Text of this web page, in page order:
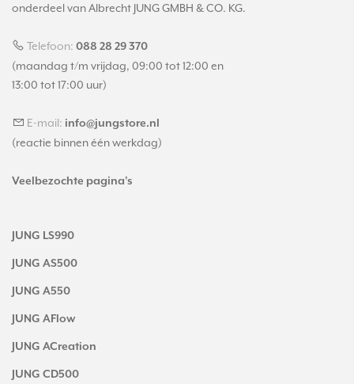
onderdeel van Albrecht JUNG GMBH & CO. KG.
Telefoon: 088 28 29 370
(maandag t/m vrijdag, 09:00 tot 12:00 en
13:00 tot 17:00 uur)
E-mail: info@jungstore.nl
(reactie binnen één werkdag)
Veelbezochte pagina's
JUNG LS990
JUNG AS500
JUNG A550
JUNG AFlow
JUNG ACreation
JUNG CD500